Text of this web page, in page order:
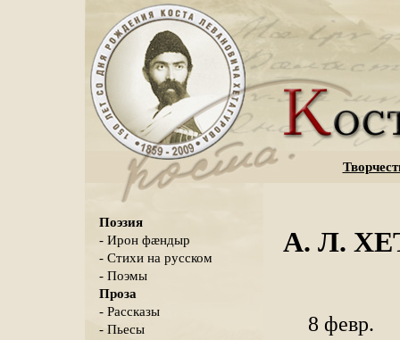
Поэзия
- Ирон фæндыр
- Стихи на русском
- Поэмы
Проза
- Рассказы
- Пьесы
А. Л.
8 февр.